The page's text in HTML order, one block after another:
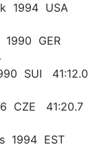
1994 USA
1990 GER
SUI 41:12.0
CZE 41:20.7
1994 EST